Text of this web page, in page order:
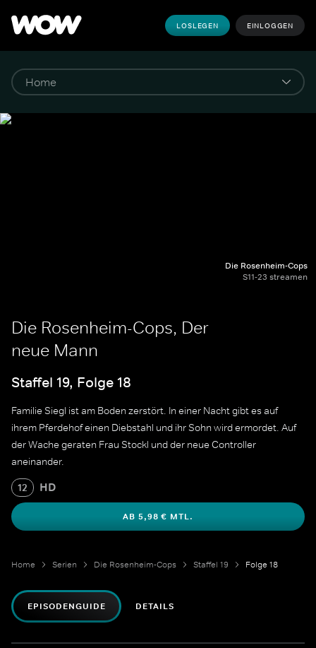
LOSLEGEN EINLOGGEN
Die Rosenheim-Cops
S11-23 streamen
Die Rosenheim-Cops, Der
neue Mann
Staffel 19, Folge 18
Familie Siegl ist am Boden zerstört. In einer Nacht gibt es auf
ihrem Pferdehof einen Diebstahl und ihr Sohn wird ermordet. Auf
der Wache geraten Frau Stockl und der neue Controller
aneinander.
12 HD
AB 5,98 € MTL.
Home Serien Die Rosenheim-Cops Staffel 19 Folge 18
EPISODENGUIDE DETAILS